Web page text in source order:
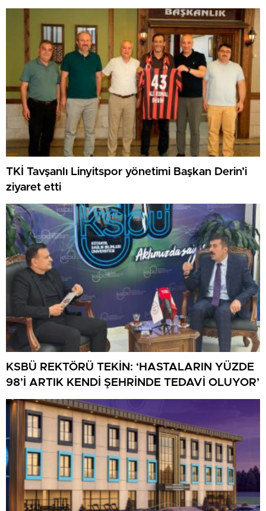
TKİ Tavşanlı Linyitspor yönetimi Başkan Derin’i
ziyaret etti
KSBÜ REKTÖRÜ TEKİN: ‘HASTALARIN YÜZDE
98’İ ARTIK KENDİ ŞEHRİNDE TEDAVİ OLUYOR’